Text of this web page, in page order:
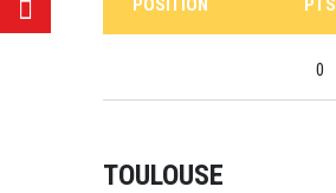
POSITION PTS
0
TOULOUSE